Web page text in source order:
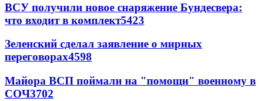
ВСУ получили новое снаряжение Бундесвера:
что входит в комплект5423
Зеленский сделал заявление о мирных
переговорах4598
Майора ВСП поймали на "помощи" военному в
СОЧ3702